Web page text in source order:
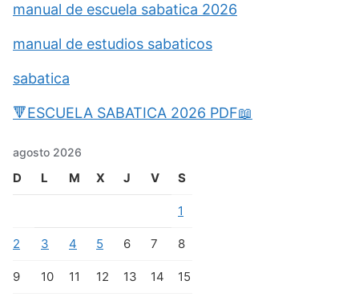
manual de escuela sabatica 2026
manual de estudios sabaticos
sabatica
🔻ESCUELA SABATICA 2026 PDF📖
agosto 2026
D L M X J V S
1
2 3 4 5 6 7 8
9 10 11 12 13 14 15